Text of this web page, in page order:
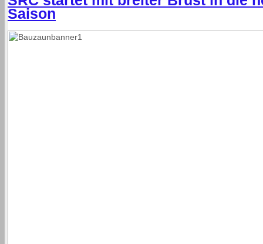
Saison